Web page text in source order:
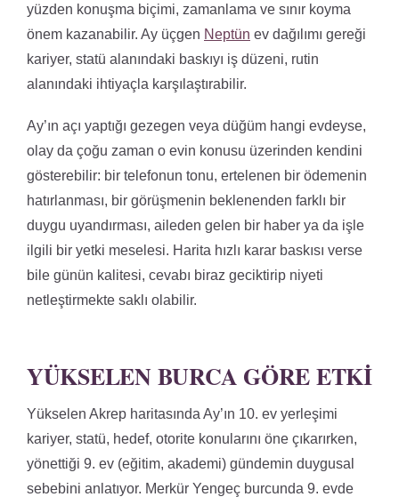
yüzden konuşma biçimi, zamanlama ve sınır koyma
önem kazanabilir. Ay üçgen Neptün ev dağılımı gereği
kariyer, statü alanındaki baskıyı iş düzeni, rutin
alanındaki ihtiyaçla karşılaştırabilir.
Ay’ın açı yaptığı gezegen veya düğüm hangi evdeyse,
olay da çoğu zaman o evin konusu üzerinden kendini
gösterebilir: bir telefonun tonu, ertelenen bir ödemenin
hatırlanması, bir görüşmenin beklenenden farklı bir
duygu uyandırması, aileden gelen bir haber ya da işle
ilgili bir yetki meselesi. Harita hızlı karar baskısı verse
bile günün kalitesi, cevabı biraz geciktirip niyeti
netleştirmekte saklı olabilir.
YÜKSELEN BURCA GÖRE ETKI
Yükselen Akrep haritasında Ay’ın 10. ev yerleşimi
kariyer, statü, hedef, otorite konularını öne çıkarırken,
yönettiği 9. ev (eğitim, akademi) gündemin duygusal
sebebini anlatıyor. Merkür Yengeç burcunda 9. evde